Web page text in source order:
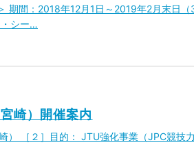
期間：2018年12月1日～2019年2月末日（
・シー…
崎）開催案内
） ［２］目的： JTU強化事業（JPC競技